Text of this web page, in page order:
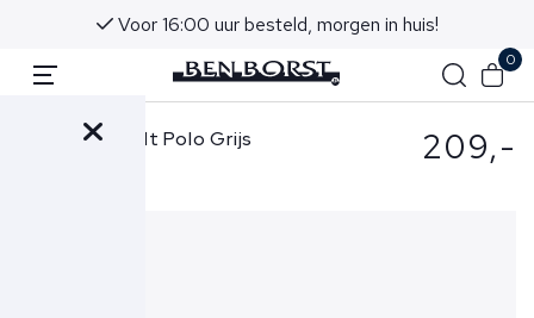
Voor 16:00 uur besteld, morgen in huis!
0
Stefan Brandt Polo Grijs 209,-